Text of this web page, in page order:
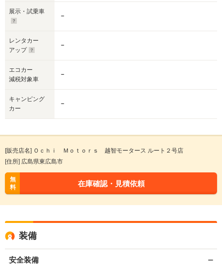
展示・試乗車
－
レンタカー
アップ
－
エコカー
減税対象車
－
キャンピング
カー
－
[販売店名] Ｏｃｈｉ Ｍｏｔｏｒｓ 越智モータース ルート２号店
[住所] 広島県東広島市
無
料
在庫確認・見積依頼
装備
安全装備